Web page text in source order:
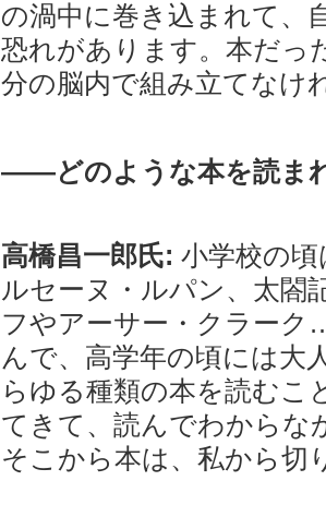
の渦中に巻き込まれて、
恐れがあります。本だっ
分の脳内で組み立てなけ
――どのような本を読ま
高橋昌一郎氏: 小学校の
ルセーヌ・ルパン、太閤
フやアーサー・クラーク
んで、高学年の頃には大
らゆる種類の本を読むこ
てきて、読んでわからな
そこから本は、私から切